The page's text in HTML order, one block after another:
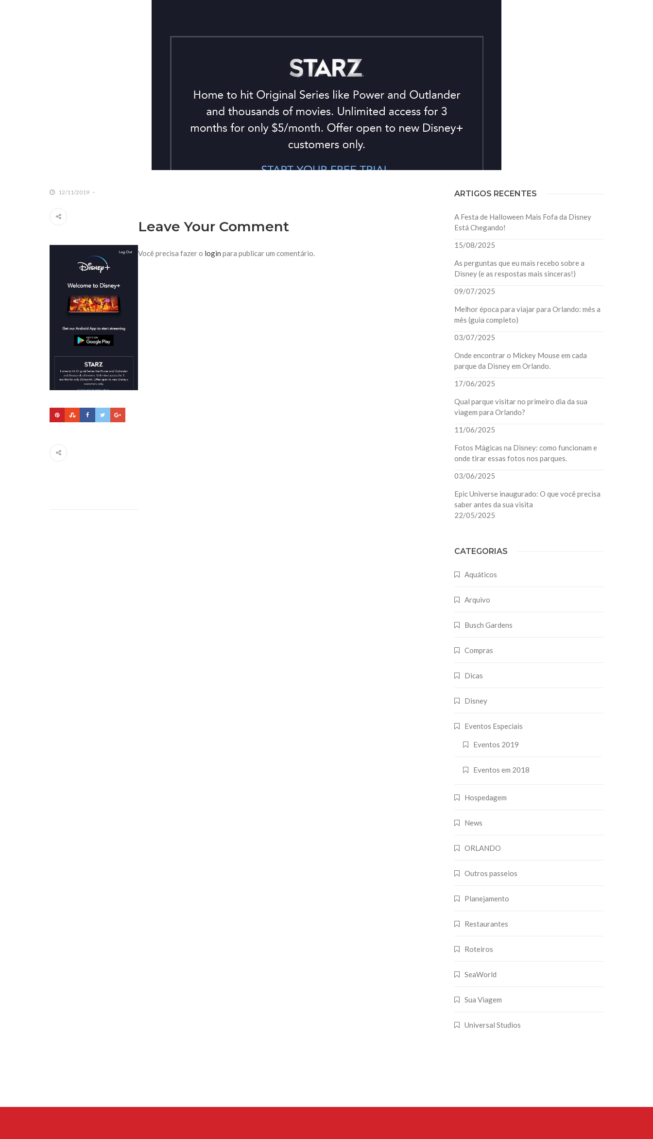
12/11/2019
Leave Your Comment
Você precisa fazer o login para publicar um comentário.
ARTIGOS RECENTES
A Festa de Halloween Mais Fofa da Disney
Está Chegando!
15/08/2025
As perguntas que eu mais recebo sobre a
Disney (e as respostas mais sinceras!)
09/07/2025
Melhor época para viajar para Orlando: mês a
mês (guia completo)
03/07/2025
Onde encontrar o Mickey Mouse em cada
parque da Disney em Orlando.
17/06/2025
Qual parque visitar no primeiro dia da sua
viagem para Orlando?
11/06/2025
Fotos Mágicas na Disney: como funcionam e
onde tirar essas fotos nos parques.
03/06/2025
Epic Universe inaugurado: O que você precisa
saber antes da sua visita
22/05/2025
CATEGORIAS
Aquáticos
Arquivo
Busch Gardens
Compras
Dicas
Disney
Eventos Especiais
Eventos 2019
Eventos em 2018
Hospedagem
News
ORLANDO
Outros passeios
Planejamento
Restaurantes
Roteiros
SeaWorld
Sua Viagem
Universal Studios